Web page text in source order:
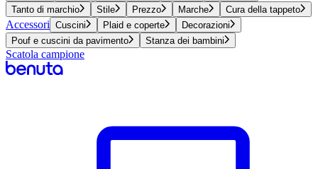
Tanto di marchio
Stile Prezzo Marche Cura della tappeto
Accessori Cuscini Plaid e coperte
Decorazioni
Pouf e cuscini da pavimento
Stanza dei bambini
Scatola campione